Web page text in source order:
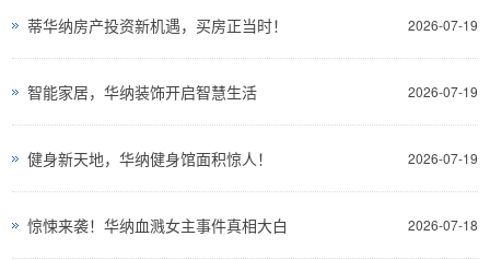
2026-07-19
蒂华纳房产投资新机遇，买房正当时！
2026-07-19
智能家居，华纳装饰开启智慧生活
2026-07-19
健身新天地，华纳健身馆面积惊人！
2026-07-18
惊悚来袭！华纳血溅女主事件真相大白